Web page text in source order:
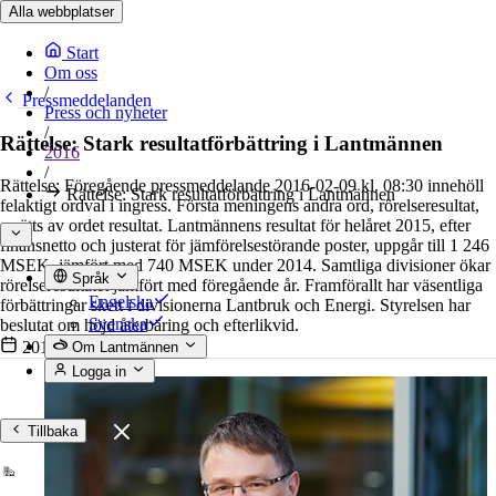
Alla webbplatser
Start
Om oss
/
Press och nyheter
/
2016
/
Rättelse: Stark resultatförbättring i Lantmännen
Språk
Engelska
Svenska
Om Lantmännen
Logga in
Tillbaka
Pressmeddelanden
Rättelse: Stark resultatförbättring i Lantmännen
Rättelse: Föregående pressmeddelande 2016-02-09 kl. 08:30 innehöll
felaktigt ordval i ingress. Första meningens andra ord, rörelseresultat,
ersätts av ordet resultat. Lantmännens resultat för helåret 2015, efter
finansnetto och justerat för jämförelsestörande poster, uppgår till 1 246
MSEK, jämfört med 740 MSEK under 2014. Samtliga divisioner ökar
rörelseresultatet jämfört med föregående år. Framförallt har väsentliga
förbättringar skett i divisionerna Lantbruk och Energi. Styrelsen har
beslutat om höjd återbäring och efterlikvid.
2016-02-09• 4 min lästid